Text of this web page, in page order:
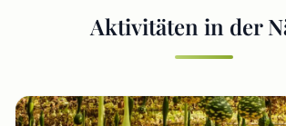
Aktivitäten in der